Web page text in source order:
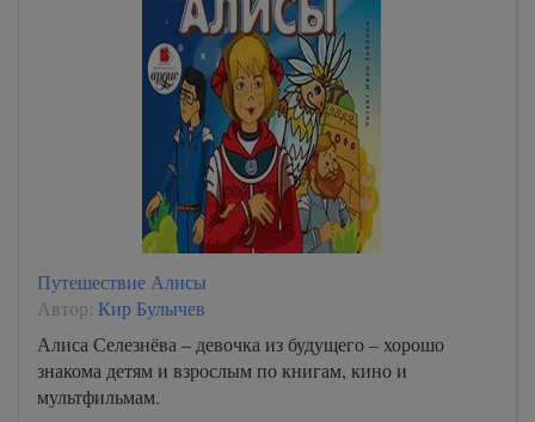
Путешествие Алисы
Автор: Кир Булычев
Алиса Селезнёва – девочка из будущего – хорошо
знакома детям и взрослым по книгам, кино и
мультфильмам.